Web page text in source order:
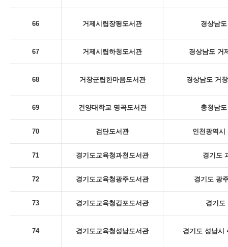
66 거제시립장평도서관 경상남
67 거제시립하청도서관 경상남도 거
68 거창군립한마음도서관 경상남도 거
69 건양대학교 명곡도서관 충청남
70 검단도서관 인천광역시
71 경기도교육청과천도서관 경기도
72 경기도교육청광주도서관 경기도 광
73 경기도교육청김포도서관 경기도
74 경기도교육청성남도서관 경기도 성남시